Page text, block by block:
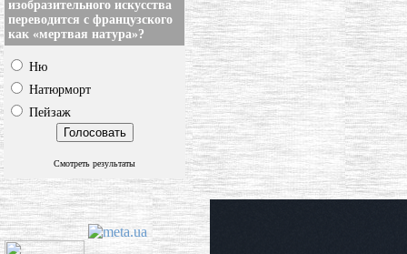
изобразительного искусства
переводится с французского
как «мертвая натура»?
Ню
Натюрморт
Пейзаж
Смотреть результаты